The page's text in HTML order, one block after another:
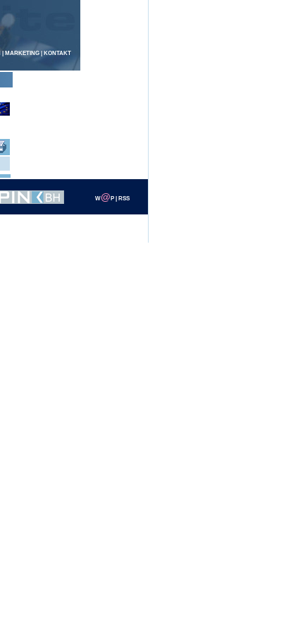
MARKETING| KONTAKT
W@ P RSS